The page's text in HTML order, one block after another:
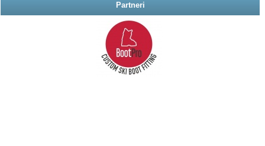
Partneri